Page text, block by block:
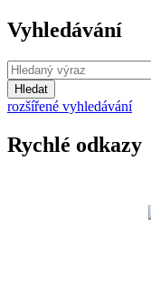
Vyhledávání
Hledat
rozšířené vyhledávání
Rychlé odkazy